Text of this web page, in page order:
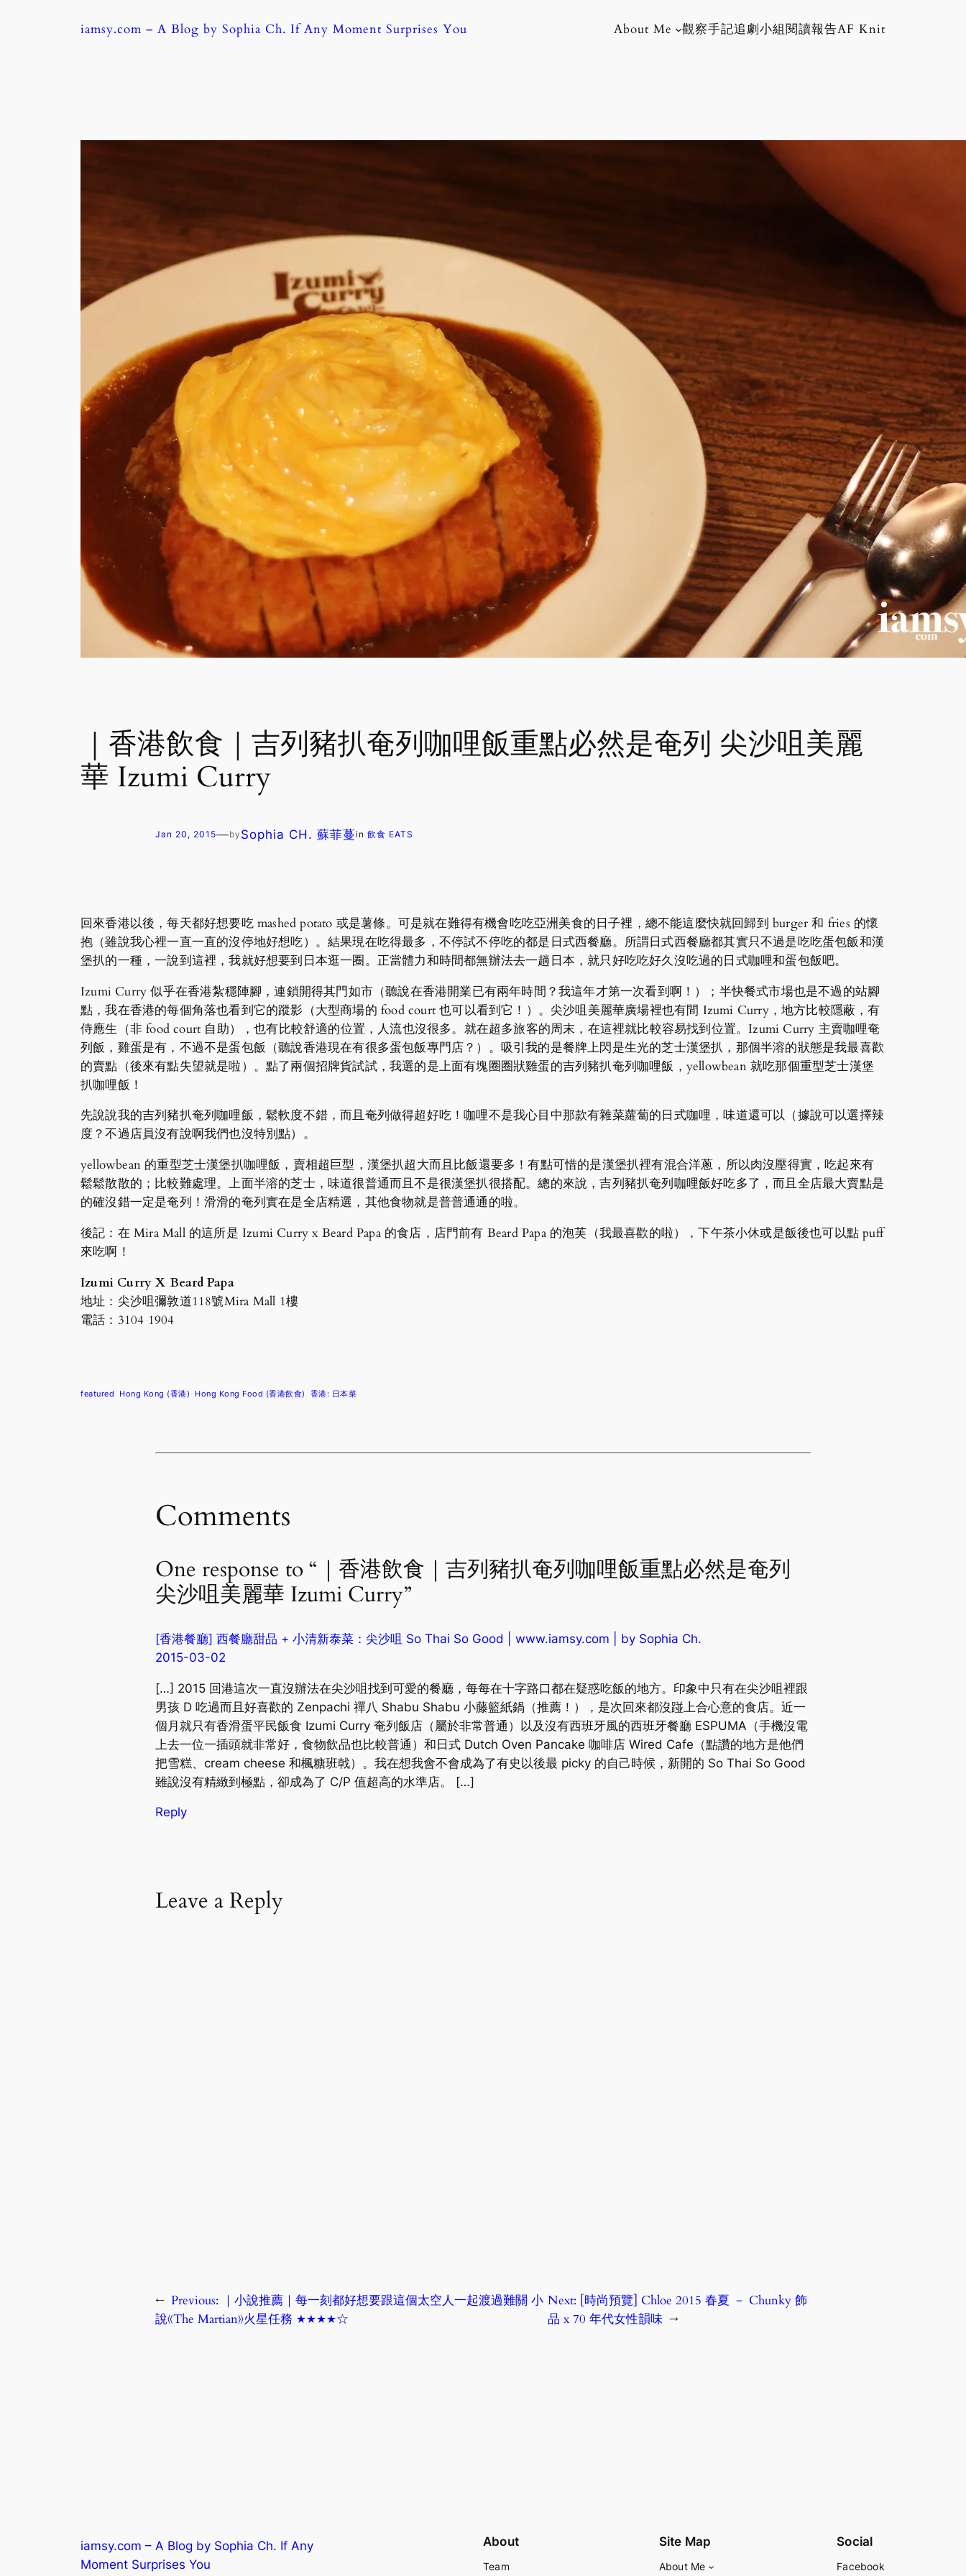
iamsy.com – A Blog by Sophia Ch. If Any Moment Surprises You About Me 觀察手記追劇小組閱讀報告AF Knit
｜香港飲食｜吉列豬扒奄列咖哩飯重點必然是奄列 尖沙咀美麗
華 Izumi Curry
Jan 20, 2015—by Sophia CH. 蘇菲蔓in 飲食 EATS
回來香港以後，每天都好想要吃 mashed potato 或是薯條。可是就在難得有機會吃吃亞洲美食的日子裡，總不能這麼快就回歸到 burger 和 fries 的懷
抱（雖說我心裡一直一直的沒停地好想吃）。結果現在吃得最多，不停試不停吃的都是日式西餐廳。所謂日式西餐廳都其實只不過是吃吃蛋包飯和漢
堡扒的一種，一說到這裡，我就好想要到日本逛一圈。正當體力和時間都無辦法去一趟日本，就只好吃吃好久沒吃過的日式咖哩和蛋包飯吧。
Izumi Curry 似乎在香港紮穩陣腳，連鎖開得其門如市（聽說在香港開業已有兩年時間？我這年才第一次看到啊！）；半快餐式市場也是不過的站腳
點，我在香港的每個角落也看到它的蹤影（大型商場的 food court 也可以看到它！）。尖沙咀美麗華廣場裡也有間 Izumi Curry，地方比較隱蔽，有
侍應生（非 food court 自助），也有比較舒適的位置，人流也沒很多。就在超多旅客的周末，在這裡就比較容易找到位置。Izumi Curry 主賣咖哩奄
列飯，雞蛋是有，不過不是蛋包飯（聽說香港現在有很多蛋包飯專門店？）。吸引我的是餐牌上閃是生光的芝士漢堡扒，那個半溶的狀態是我最喜歡
的賣點（後來有點失望就是啦）。點了兩個招牌貨試試，我選的是上面有塊圈圈狀雞蛋的吉列豬扒奄列咖哩飯，yellowbean 就吃那個重型芝士漢堡
扒咖哩飯！
先說說我的吉列豬扒奄列咖哩飯，鬆軟度不錯，而且奄列做得超好吃！咖哩不是我心目中那款有雜菜蘿蔔的日式咖哩，味道還可以（據說可以選擇辣
度？不過店員沒有說啊我們也沒特別點）。
yellowbean 的重型芝士漢堡扒咖哩飯，賣相超巨型，漢堡扒超大而且比飯還要多！有點可惜的是漢堡扒裡有混合洋蔥，所以肉沒壓得實，吃起來有
鬆鬆散散的；比較難處理。上面半溶的芝士，味道很普通而且不是很漢堡扒很搭配。總的來說，吉列豬扒奄列咖哩飯好吃多了，而且全店最大賣點是
的確沒錯一定是奄列！滑滑的奄列實在是全店精選，其他食物就是普普通通的啦。
後記：在 Mira Mall 的這所是 Izumi Curry x Beard Papa 的食店，店門前有 Beard Papa 的泡芙（我最喜歡的啦），下午茶小休或是飯後也可以點 puff
來吃啊！
Izumi Curry X Beard Papa
地址：尖沙咀彌敦道118號Mira Mall 1樓
電話：3104 1904
featured Hong Kong (香港) Hong Kong Food (香港飲食) 香港: 日本菜
Comments
One response to “｜香港飲食｜吉列豬扒奄列咖哩飯重點必然是奄列
尖沙咀美麗華 Izumi Curry”
[香港餐廳] 西餐廳甜品 + 小清新泰菜：尖沙咀 So Thai So Good | www.iamsy.com | by Sophia Ch.
2015-03-02
[…] 2015 回港這次一直沒辦法在尖沙咀找到可愛的餐廳，每每在十字路口都在疑惑吃飯的地方。印象中只有在尖沙咀裡跟
男孩 D 吃過而且好喜歡的 Zenpachi 禪八 Shabu Shabu 小藤籃紙鍋（推薦！），是次回來都沒踫上合心意的食店。近一
個月就只有香滑蛋平民飯食 Izumi Curry 奄列飯店（屬於非常普通）以及沒有西班牙風的西班牙餐廳 ESPUMA（手機沒電
上去一位一插頭就非常好，食物飲品也比較普通）和日式 Dutch Oven Pancake 咖啡店 Wired Cafe（點讚的地方是他們
把雪糕、cream cheese 和楓糖班戟）。我在想我會不會成為了有史以後最 picky 的自己時候，新開的 So Thai So Good
雖說沒有精緻到極點，卻成為了 C/P 值超高的水準店。 […]
Reply
Leave a Reply
← Previous: ｜小說推薦｜每一刻都好想要跟這個太空人一起渡過難關 小
說《The Martian》火星任務 ★★★★☆
Next: [時尚預覽] Chloe 2015 春夏 － Chunky 飾
品 x 70 年代女性韻味 →
iamsy.com – A Blog by Sophia Ch. If Any
Moment Surprises You
About
Team
Site Map
About Me
Social
Facebook